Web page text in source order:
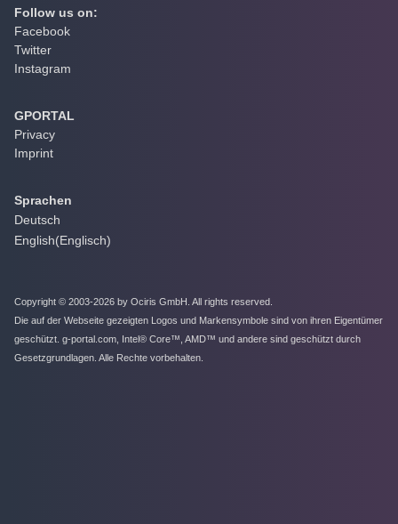
Follow us on:
Facebook
Twitter
Instagram
GPORTAL
Privacy
Imprint
Sprachen
Deutsch
English(Englisch)
Copyright © 2003-2026 by Ociris GmbH. All rights reserved.
Die auf der Webseite gezeigten Logos und Markensymbole sind von ihren Eigentümer
geschützt. g-portal.com, Intel® Core™, AMD™ und andere sind geschützt durch
Gesetzgrundlagen. Alle Rechte vorbehalten.